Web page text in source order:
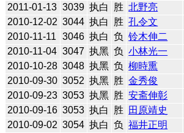
2011-01-13 3039 执白 胜 北野亮
2010-12-02 3044 执白 胜 孔令文
2010-11-11
3046 执白 负 铃木伸二
2010-11-04 3047 执黑 负 小林光一
2010-10-28 3048 执黑 负 柳時熏
2010-09-30 3052 执黑 胜 金秀俊
2010-09-23 3053 执黑 胜 安斋伸彰
2010-09-16 3053 执白 胜 田原靖史
2010-09-02 3054 执白 负 福井正明